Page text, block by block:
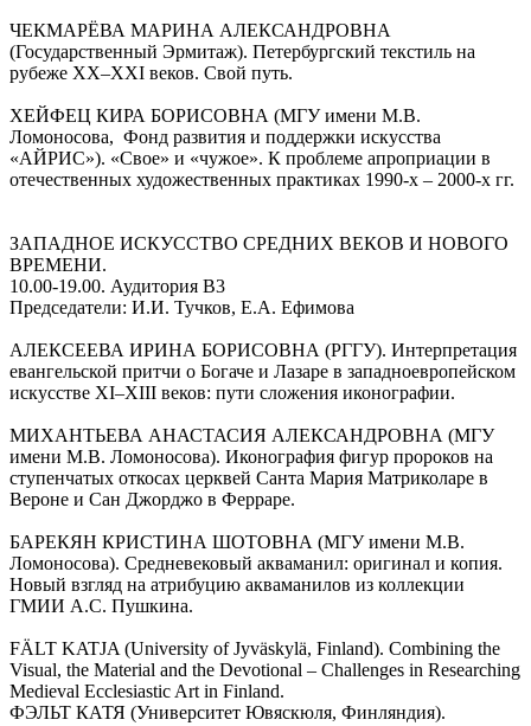
ЧЕКМАРЁВА МАРИНА АЛЕКСАНДРОВНА
(Государственный Эрмитаж). Петербургский текстиль на
рубеже XX–XXI веков. Свой путь.
ХЕЙФЕЦ КИРА БОРИСОВНА (МГУ имени М.В.
Ломоносова, Фонд развития и поддержки искусства
«АЙРИС»). «Свое» и «чужое». К проблеме апроприации в
отечественных художественных практиках 1990-х – 2000-х гг.
ЗАПАДНОЕ ИСКУССТВО СРЕДНИХ ВЕКОВ И НОВОГО
ВРЕМЕНИ.
10.00-19.00. Аудитория В3
Председатели: И.И. Тучков, Е.А. Ефимова
АЛЕКСЕЕВА ИРИНА БОРИСОВНА (РГГУ). Интерпретация
евангельской притчи о Богаче и Лазаре в западноевропейском
искусстве XI–XIII веков: пути сложения иконографии.
МИХАНТЬЕВА АНАСТАСИЯ АЛЕКСАНДРОВНА (МГУ
имени М.В. Ломоносова). Иконография фигур пророков на
ступенчатых откосах церквей Санта Мария Матриколаре в
Вероне и Сан Джорджо в Ферраре.
БАРЕКЯН КРИСТИНА ШОТОВНА (МГУ имени М.В.
Ломоносова). Средневековый акваманил: оригинал и копия.
Новый взгляд на атрибуцию акваманилов из коллекции
ГМИИ А.С. Пушкина.
FÄLT KATJA (University of Jyväskylä, Finland). Combining the
Visual, the Material and the Devotional – Challenges in Researching
Medieval Ecclesiastic Art in Finland.
ФЭЛЬТ КАТЯ (Университет Ювяскюля, Финляндия).